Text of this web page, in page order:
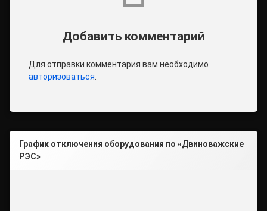
Добавить комментарий
Для отправки комментария вам необходимо
авторизоваться
График отключения оборудования по «Двиноважские
РЭС»